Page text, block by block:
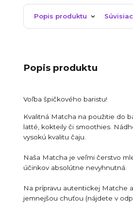
Popis produktu
Popis produktu
Voľba špičkového baristu!
Kvalitná Matcha na použitie do
latté, kokteily či smoothies.
vysokú kvalitu čaju.
Naša Matcha je veľmi čerstvo
účinkov absolútne nevyhnutná.
Na prípravu autentickej Matche
jemnejšou chuťou (nájdete v